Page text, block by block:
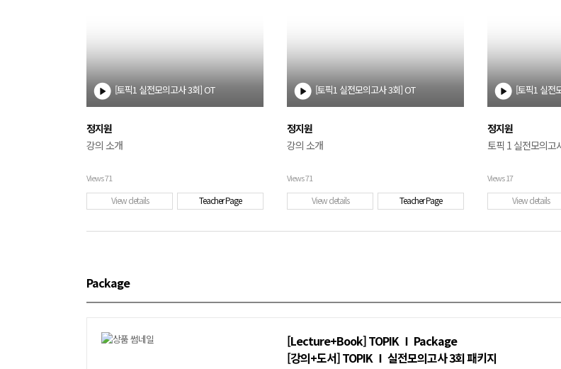
[토픽1 실전모의고사 3회] OT
정지원
강의 소개
Views71
View details Teacher Page
[토픽1 실전모의고사 3회] OT
정지원
강의 소개
Views71
View details Teacher Page
[토픽1 실전
정지원
토픽 1 실전모의고
Views17
View details
Package
[Lecture+Book] TOPIK Ⅰ Package
[강의+도서] TOPIK Ⅰ 실전모의고사 3회 패키지